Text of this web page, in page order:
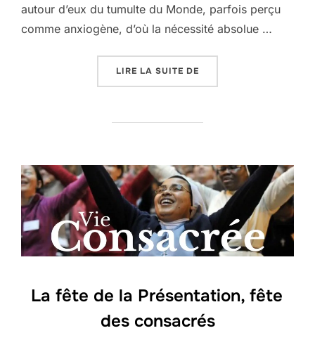
autour d’eux du tumulte du Monde, parfois perçu
comme anxiogène, d’où la nécessité absolue …
LIRE LA SUITE DE
La fête de la Présentation, fête
des consacrés